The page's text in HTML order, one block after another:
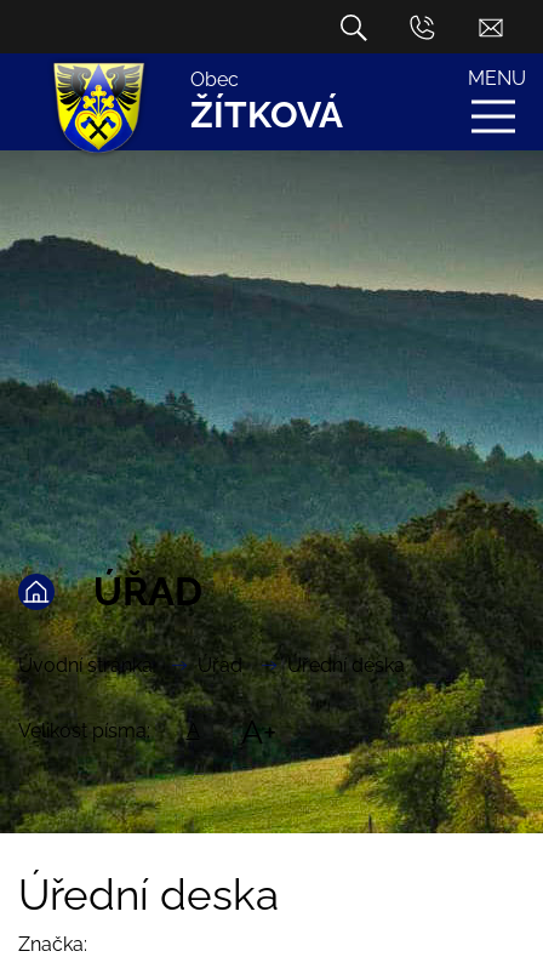
Obec
ŽÍTKOVÁ
MENU
ÚŘAD
Úvodní stránka Úřad Úřední deska
Velikost písma: A A+
Úřední deska
Značka: